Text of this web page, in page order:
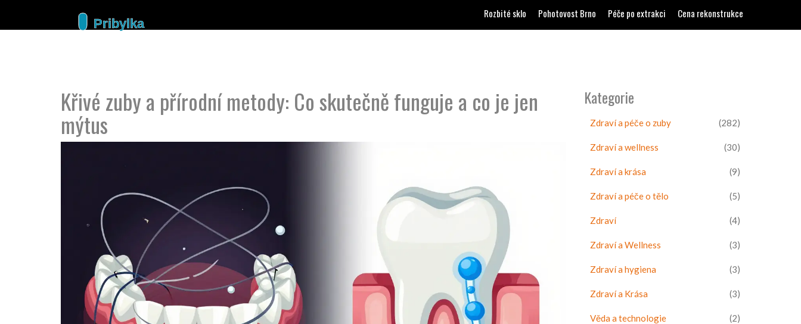
Rozbité sklo Pohotovost Brno Péče po extrakci Cena rekonstrukce
Křivé zuby a přírodní metody: Co skutečně funguje a co je jen
mýtus
Kategorie
Zdraví a péče o zuby (282)
Zdraví a wellness (30)
Zdraví a krása (9)
Zdraví a péče o tělo (5)
Zdraví (4)
Zdraví a Wellness (3)
Zdraví a hygiena (3)
Zdraví a Krása (3)
Věda a technologie (2)